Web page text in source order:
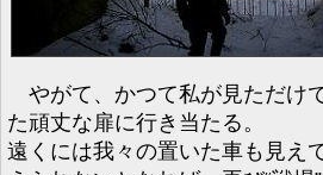
やがて、かつて私が見ただけ
た頑丈な扉に行き当たる。
遠くには我々の置いた車も見え